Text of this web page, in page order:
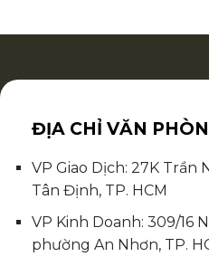
ĐỊA CHỈ VĂN
VP Giao Dịch: 27K Trần
Tân Định, TP. HCM
VP Kinh Doanh: 309/16
phường An Nhơn, TP.